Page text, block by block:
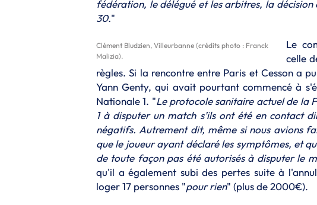
fédération, le délégué et les arbitres, la
30."
Clément Bludzien, Villeurbanne (crédits photo : Franck
Malizia).
Le
celle
règles. Si la rencontre entre Paris et Cesson a
Yann Genty, qui avait pourtant commencé à
Nationale 1. "Le protocole sanitaire actuel de la
1 à disputer un match s’ils ont été en contact
négatifs. Autrement dit, même si nous avions
que le joueur ayant déclaré les symptômes, et
de toute façon pas été autorisés à disputer le
qu'il a également subi des pertes suite à
loger 17 personnes "pour rien" (plus de 2000€).